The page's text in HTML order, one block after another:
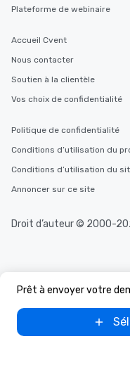
Prêt à envoyer votre
Plateforme de webinaire
Accueil Cvent
Nous contacter
Soutien à la clientèle
Vos choix de confidentialité
Politique de confidentialité
Conditions d’utilisation du
Conditions d’utilisation du
Annoncer sur ce site
Droit d’auteur © 2000-